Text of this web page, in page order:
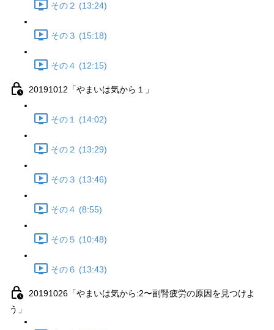
その２ (13:24)
その３ (15:18)
その４ (12:15)
20191012「やまいは気から１」
その１ (14:02)
その２ (13:29)
その３ (13:46)
その４ (8:55)
その５ (10:48)
その６ (13:43)
20191026「やまいは気から:2〜副腎疲労の原因を見つけよ
う」